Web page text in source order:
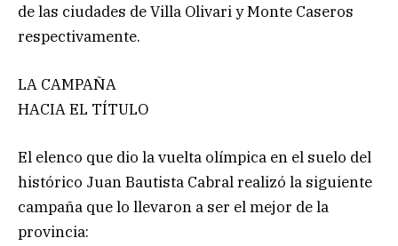
de las ciudades de Villa Olivari y Monte Caseros
respectivamente.
LA CAMPAÑA
HACIA EL TÍTULO
El elenco que dio la vuelta olímpica en el suelo del
histórico Juan Bautista Cabral realizó la siguiente
campaña que lo llevaron a ser el mejor de la
provincia: